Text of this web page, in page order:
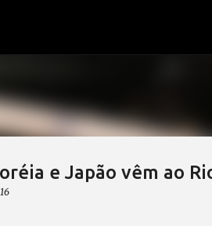
e Japão vêm ao